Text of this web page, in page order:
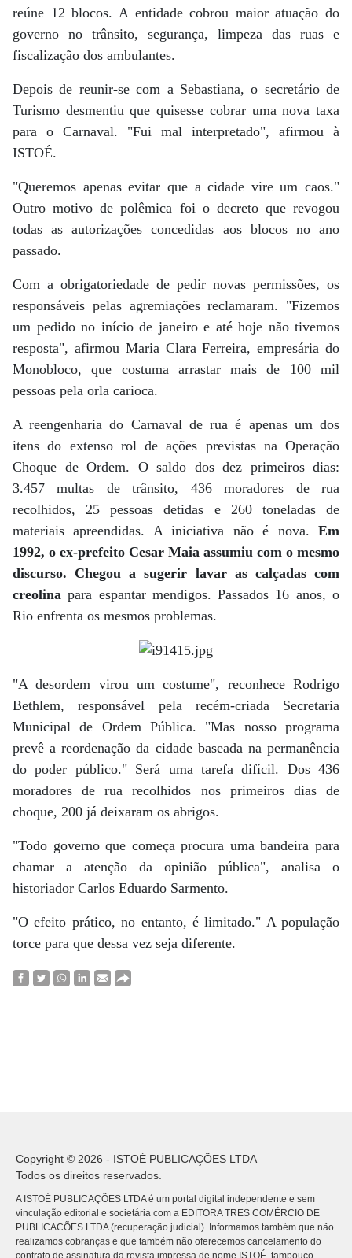
reúne 12 blocos. A entidade cobrou maior atuação do
governo no trânsito, segurança, limpeza das ruas e
fiscalização dos ambulantes.
Depois de reunir-se com a Sebastiana, o secretário de
Turismo desmentiu que quisesse cobrar uma nova taxa
para o Carnaval. "Fui mal interpretado", afirmou à
ISTOÉ.
"Queremos apenas evitar que a cidade vire um caos."
Outro motivo de polêmica foi o decreto que revogou
todas as autorizações concedidas aos blocos no ano
passado.
Com a obrigatoriedade de pedir novas permissões, os
responsáveis pelas agremiações reclamaram. "Fizemos
um pedido no início de janeiro e até hoje não tivemos
resposta", afirmou Maria Clara Ferreira, empresária do
Monobloco, que costuma arrastar mais de 100 mil
pessoas pela orla carioca.
A reengenharia do Carnaval de rua é apenas um dos
itens do extenso rol de ações previstas na Operação
Choque de Ordem. O saldo dos dez primeiros dias:
3.457 multas de trânsito, 436 moradores de rua
recolhidos, 25 pessoas detidas e 260 toneladas de
materiais apreendidas. A iniciativa não é nova. Em
1992, o ex-prefeito Cesar Maia assumiu com o mesmo
discurso. Chegou a sugerir lavar as calçadas com
creolina para espantar mendigos. Passados 16 anos, o
Rio enfrenta os mesmos problemas.
"A desordem virou um costume", reconhece Rodrigo
Bethlem, responsável pela recém-criada Secretaria
Municipal de Ordem Pública. "Mas nosso programa
prevê a reordenação da cidade baseada na permanência
do poder público." Será uma tarefa difícil. Dos 436
moradores de rua recolhidos nos primeiros dias de
choque, 200 já deixaram os abrigos.
"Todo governo que começa procura uma bandeira para
chamar a atenção da opinião pública", analisa o
historiador Carlos Eduardo Sarmento.
"O efeito prático, no entanto, é limitado." A população
torce para que dessa vez seja diferente.
Copyright © 2026 - ISTOÉ PUBLICAÇÕES LTDA
Todos os direitos reservados.
A ISTOÉ PUBLICAÇÕES LTDA é um portal digital independente e sem
vinculação editorial e societária com a EDITORA TRES COMÉRCIO DE
PUBLICACÕES LTDA (recuperação judicial). Informamos também que não
realizamos cobranças e que também não oferecemos cancelamento do
contrato de assinatura da revista impressa de nome ISTOÉ, tampouco